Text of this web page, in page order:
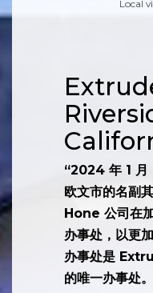
“2024 年 1 月
欧文市的名副
Hone 公司在
办事处，以更
办事处是